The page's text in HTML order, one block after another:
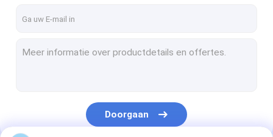
Luchthaven Ambulift
Toiletservicewagen
Doorgaan